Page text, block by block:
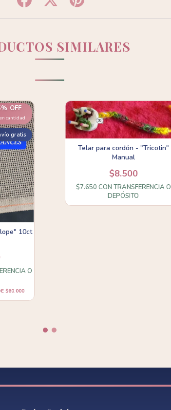
SIMILARES
OFF
cantidad
gratis
10ct
O
$60.000
Telar para cordón - "Tricotin"
Manual
$8.500
$7.650 CON TRANSFERENCIA O
DEPÓSITO